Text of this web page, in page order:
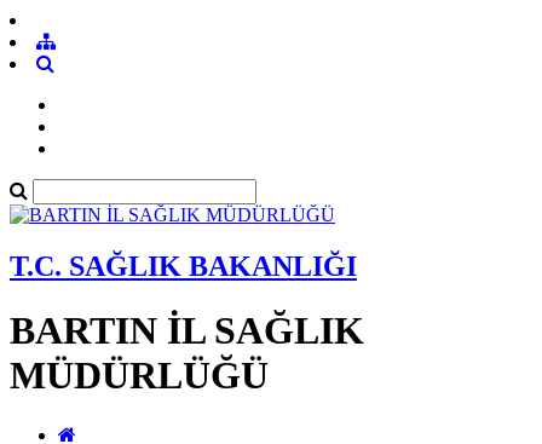
T.C. SAĞLIK BAKANLIĞI
BARTIN İL SAĞLIK
MÜDÜRLÜĞÜ